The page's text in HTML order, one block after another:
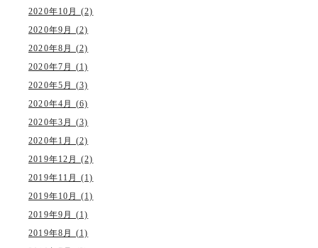
2020年10月 (2)
2020年9月 (2)
2020年8月 (2)
2020年7月 (1)
2020年5月 (3)
2020年4月 (6)
2020年3月 (3)
2020年1月 (2)
2019年12月 (2)
2019年11月 (1)
2019年10月 (1)
2019年9月 (1)
2019年8月 (1)